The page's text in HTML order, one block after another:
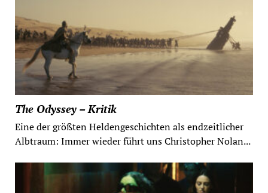
The Odyssey – Kritik
Eine der größten Heldengeschichten als endzeitlicher
Albtraum: Immer wieder führt uns Christopher Nolan...